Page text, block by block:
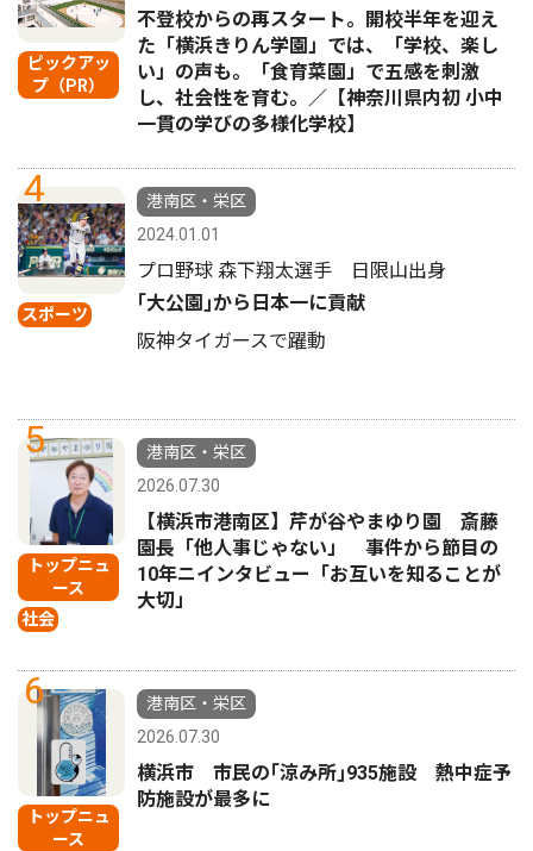
ピックアッ
プ（PR）
不登校からの再スタート。開校半年を迎え
た「横浜きりん学園」では、「学校、楽し
い」の声も。「食育菜園」で五感を刺激
し、社会性を育む。／【神奈川県内初 小中
一貫の学びの多様化学校】
4
スポーツ
港南区・栄区
2024.01.01
プロ野球 森下翔太選手 日限山出身
｢大公園｣から日本一に貢献
阪神タイガースで躍動
5
トップニュ
ース
社会
港南区・栄区
2026.07.30
【横浜市港南区】芹が谷やまゆり園 斎藤
園長「他人事じゃない」 事件から節目の
10年ニインタビュー「お互いを知ることが
大切」
6
トップニュ
ース
港南区・栄区
2026.07.30
横浜市 市民の｢涼み所｣935施設 熱中症予
防施設が最多に